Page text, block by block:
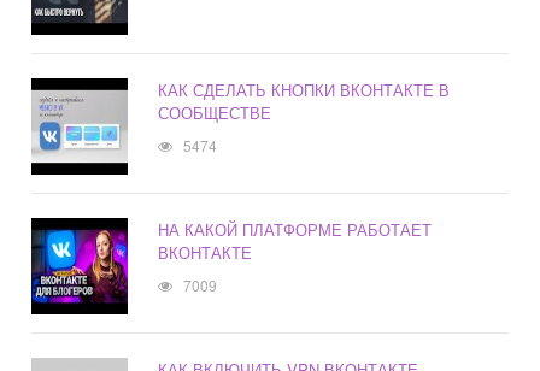
КАК СДЕЛАТЬ КНОПКИ ВКОНТАКТЕ В
СООБЩЕСТВЕ
5474
НА КАКОЙ ПЛАТФОРМЕ РАБОТАЕТ
ВКОНТАКТЕ
7009